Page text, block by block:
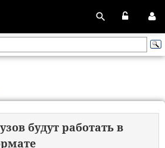
будут работать в